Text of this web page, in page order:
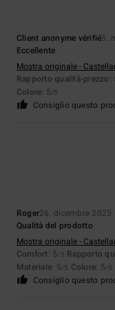
Client anonyme vérifié5.
Eccellente
Mostra originale -
Rapporto qualità-prezzo:
Colore: 5/5
Consiglio questo
Roger26. dicembre 2025
Qualità del prodotto
Mostra originale -
Comfort: 5/5 Rapporto
Materiale: 5/5 Colore: 5/5
Consiglio questo